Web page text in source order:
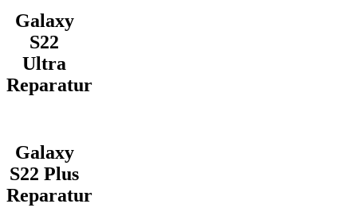
Galaxy
S22
Ultra
Reparatur
Galaxy
S22 Plus
Reparatur